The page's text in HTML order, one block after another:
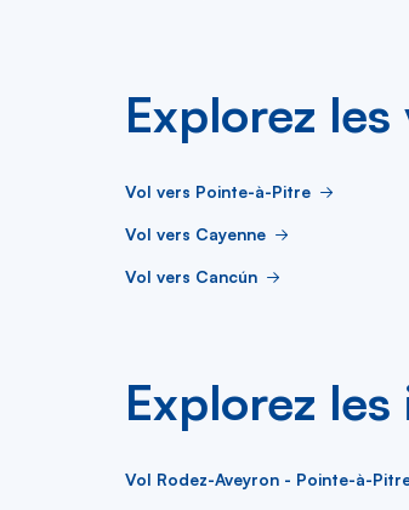
Explorez
Vol vers Pointe-à-Pitre
Vol vers Cayenne
Vol vers Cancún
Explorez
Vol Rodez-Aveyron - Pointe-à-